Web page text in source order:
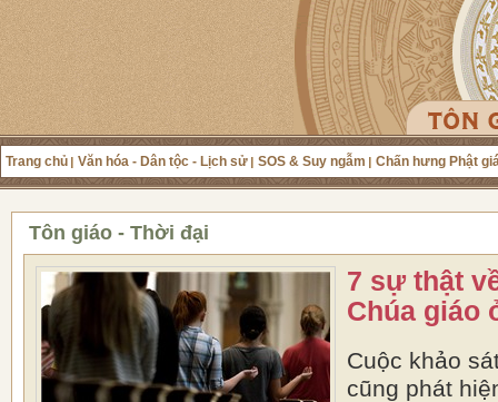
Trang chủ Văn hóa - Dân tộc - Lịch sử SOS & Suy ngẫm Chấn hưng Phật
Tôn giáo - Thời đại
7 sự thật
Chúa giáo
Cuộc khảo
cũng phát